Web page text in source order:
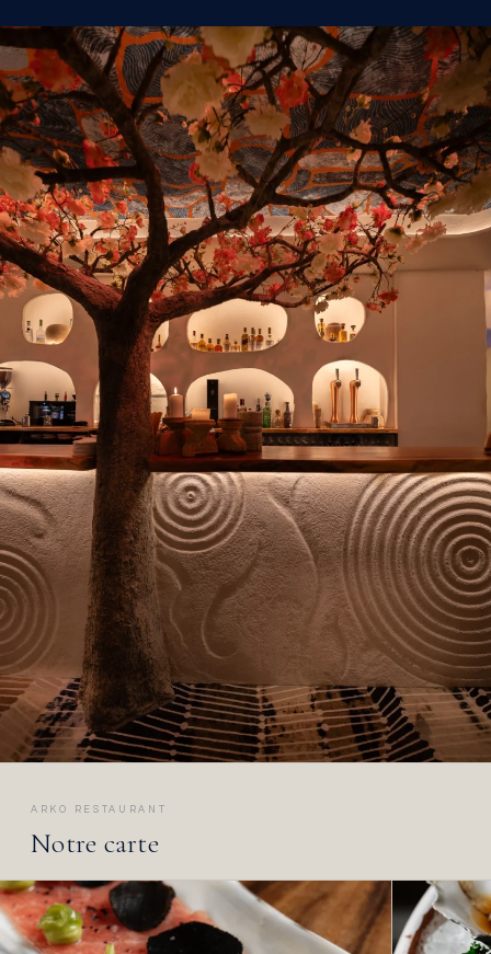
ARKO RESTAURANT
Notre carte